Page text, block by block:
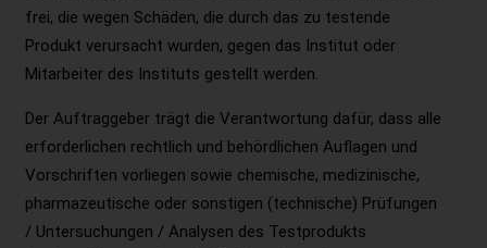
frei, die wegen Schäden, die durch das zu testende
Produkt verursacht wurden, gegen das Institut oder
Mitarbeiter des Instituts gestellt werden.
Der Auftraggeber trägt die Verantwortung dafür, dass alle
erforderlichen rechtlich und behördlichen Auflagen und
Vorschriften vorliegen sowie chemische, medizinische,
pharmazeutische oder sonstigen (technische) Prüfungen
/ Untersuchungen / Analysen des Testprodukts